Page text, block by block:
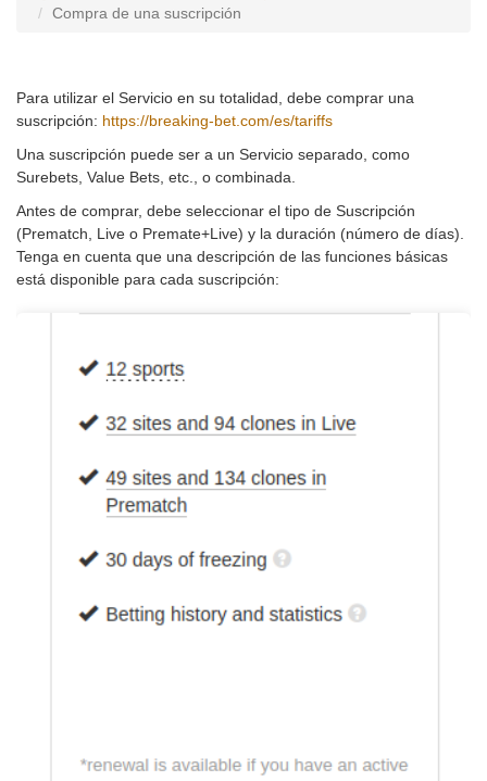
Compra de una suscripción
Para utilizar el Servicio en su totalidad, debe comprar una
suscripción: https://breaking-bet.com/es/tariffs
Una suscripción puede ser a un Servicio separado, como
Surebets, Value Bets, etc., o combinada.
Antes de comprar, debe seleccionar el tipo de Suscripción
(Prematch, Live o Premate+Live) y la duración (número de días).
Tenga en cuenta que una descripción de las funciones básicas
está disponible para cada suscripción: